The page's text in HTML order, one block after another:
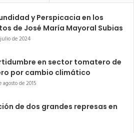
y Perspicacia en los
de José María Mayoral Subias
de 2024
en sector tomatero de
por cambio climático
agosto de 2015
de dos grandes represas en